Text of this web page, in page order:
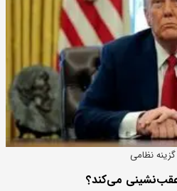
نظامی
عقب‌نشینی می‌کند؟